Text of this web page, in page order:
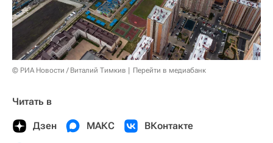
© РИА Новости / Виталий Тимкив Перейти в медиабанк
Читать в
Дзен МАКС ВКонтакте